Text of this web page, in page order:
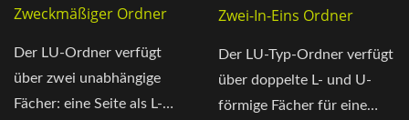
Zweckmäßiger Ordner
Der LU-Ordner verfügt
über zwei unabhängige
Fächer: eine Seite als L-
Ordner
Zwei-In-Eins Ordner
Der LU-Typ-Ordner verfügt
über doppelte L- und U-
förmige Fächer für eine